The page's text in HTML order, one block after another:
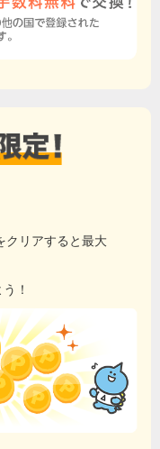
クリアすると最大
！